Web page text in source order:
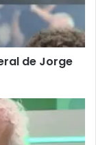
de Jorge